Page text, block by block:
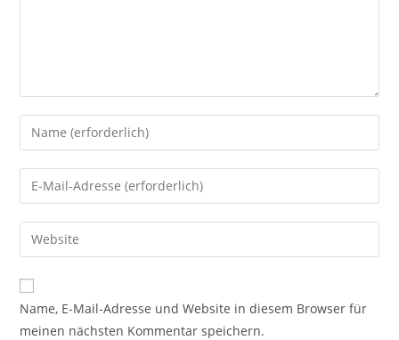
Name, E-Mail-Adresse und Website in diesem Browser für
meinen nächsten Kommentar speichern.